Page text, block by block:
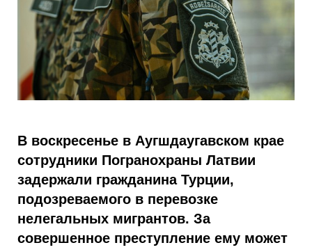
В воскресенье в Аугшдаугавском крае
сотрудники Погранохраны Латвии
задержали гражданина Турции,
подозреваемого в перевозке
нелегальных мигрантов. За
совершенное преступление ему может